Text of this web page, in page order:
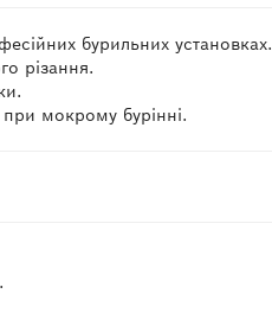
бурильних установках.
різання.
мокрому бурінні.